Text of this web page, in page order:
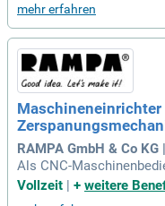
Stärken liegen in der
ung der Fertigung? Sie
beitsweise,
Wir bieten Ihnen ein
iliäres Arbeitsumfeld
keiten. In unserem
ine spannende und
ystem – bewerben Sie
mehr erfahren
Maschineneinrichter
RAMPA GmbH & Co KG
Als CNC-
zesse und überwachst
Vollzeit
+ weitere